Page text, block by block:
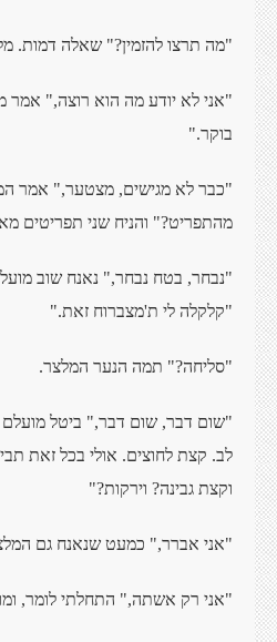
"מה תרצו להזמין?" שאלה דמות.
"אני לא יודע מה הוא רוצה," אמר
בוקר."
"כבר לא מגישים, מצטער," אמר
מהתפריט?" והניח שני תפריטים
"נבחר, בטח נבחר," נאנח שוב
"קלקלה לי ת'מצברוח זאת."
"סליחה?" תמה הנער המלצר.
"שום דבר, שום דבר," ביטל מועלם
לב. קצת לחוצים. אולי בכל זאת
וקצת גבינה? וירקות?"
"אני אברר," כמעט שנאנח גם
"אני רק אשתה," התחלתי לומר,